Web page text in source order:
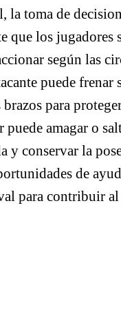
, la toma de
que los jugadores
según las
puede frenar
para
amagar o
y conservar la
de
para contribuir